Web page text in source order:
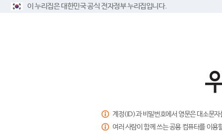
이 누리집은 대한민국 공식 전자정부 누리집입니다.
계정(ID)과 비밀번호에서 영문은 대소문
여러 사람이 함께 쓰는 공용 컴퓨터를 이